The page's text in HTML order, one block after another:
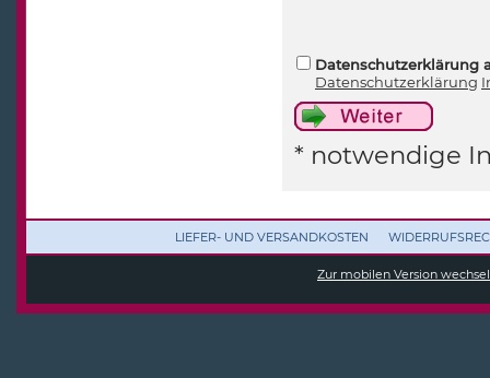
Datenschutzerklärung
Datenschutzerklärung
* notwendige
LIEFER- UND VERSANDKOSTEN
Zur mobilen Version